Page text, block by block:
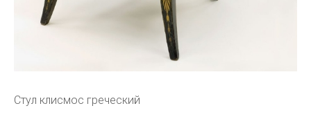
Стул клисмос греческий